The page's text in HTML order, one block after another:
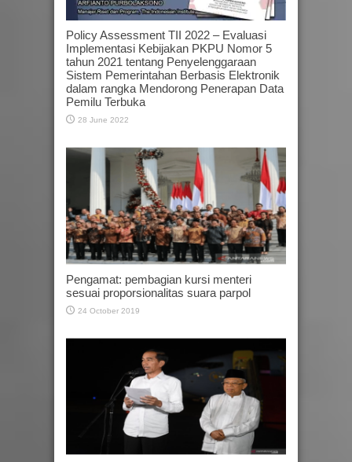
Policy Assessment TII 2022 – Evaluasi
Implementasi Kebijakan PKPU Nomor 5
tahun 2021 tentang Penyelenggaraan
Sistem Pemerintahan Berbasis Elektronik
dalam rangka Mendorong Penerapan Data
Pemilu Terbuka
28 June 2022
Pengamat: pembagian kursi menteri
sesuai proporsionalitas suara parpol
24 October 2019